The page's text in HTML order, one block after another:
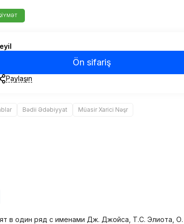
Ön sifariş
Paylaşın
Bədii Ədəbiyyat Müasir Xarici Nəşr
в один ряд с именами Дж. Джойса, Т.С. Элиота, О.